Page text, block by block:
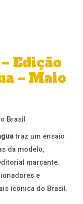
Edição
– Maio
Brasil
traz um ensaio
da modelo,
marcante.
e
icônica do Brasil.